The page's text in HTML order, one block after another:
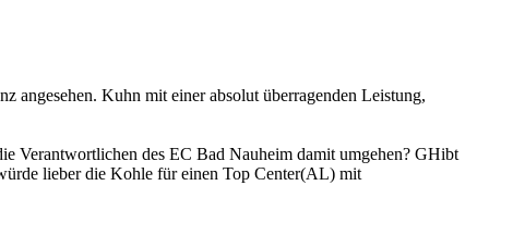
angesehen. Kuhn mit einer absolut überragenden Leistung,
Verantwortlichen des EC Bad Nauheim damit umgehen? GHibt
lieber die Kohle für einen Top Center(AL) mit